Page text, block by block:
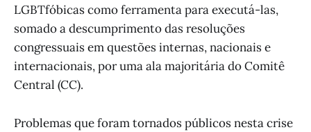
LGBTfóbicas como ferramenta para executá-las,
somado a descumprimento das resoluções
congressuais em questões internas, nacionais e
internacionais, por uma ala majoritária do Comitê
Central (CC).
Problemas que foram tornados públicos nesta crise